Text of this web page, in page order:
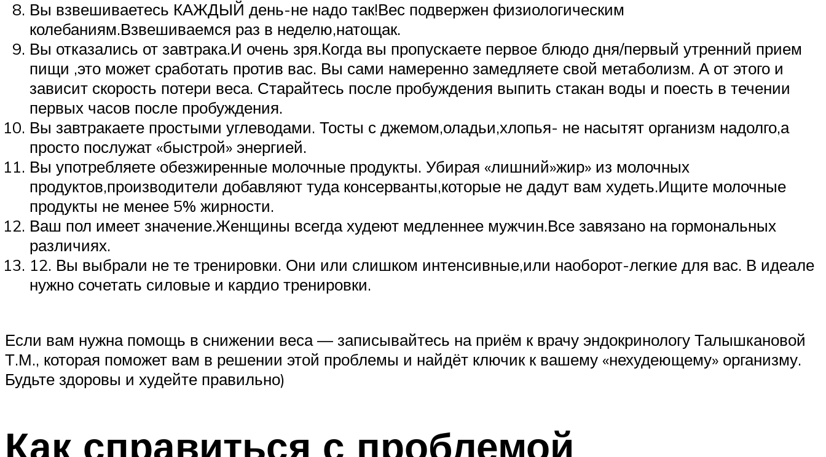
Вы взвешиваетесь КАЖДЫЙ день-не надо так!Вес подвержен физиологическим
колебаниям.Взвешиваемся раз в неделю,натощак.
Вы отказались от завтрака.И очень зря.Когда вы пропускаете первое блюдо дня/первый утренний прием
пищи ,это может сработать против вас. Вы сами намеренно замедляете свой метаболизм. А от этого и
зависит скорость потери веса. Старайтесь после пробуждения выпить стакан воды и поесть в течении
первых часов после пробуждения.
Вы завтракаете простыми углеводами. Тосты с джемом,оладьи,хлопья- не насытят организм надолго,а
просто послужат «быстрой» энергией.
Вы употребляете обезжиренные молочные продукты. Убирая «лишний»жир» из молочных
продуктов,производители добавляют туда консерванты,которые не дадут вам худеть.Ищите молочные
продукты не менее 5% жирности.
Ваш пол имеет значение.Женщины всегда худеют медленнее мужчин.Все завязано на гормональных
различиях.
12. Вы выбрали не те тренировки. Они или слишком интенсивные,или наоборот-легкие для вас. В идеале
нужно сочетать силовые и кардио тренировки.
Если вам нужна помощь в снижении веса — записывайтесь на приём к врачу эндокринологу Талышкановой
Т.М., которая поможет вам в решении этой проблемы и найдёт ключик к вашему «нехудеющему» организму.
Будьте здоровы и худейте правильно)
Как справиться с проблемой